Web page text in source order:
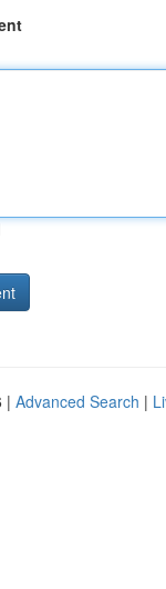
| Advanced Search |